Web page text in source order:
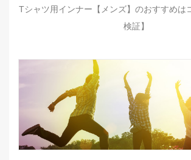
Tシャツ用インナー【メンズ】のおすすめは
検証】